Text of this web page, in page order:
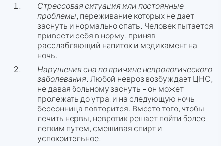
Стрессовая ситуация или постоянные
проблемы, переживание которых не дает
заснуть и нормально спать. Человек пытается
привести себя в норму, приняв
расслабляющий напиток и медикамент на
ночь.
Нарушения сна по причине неврологического
заболевания. Любой невроз возбуждает ЦНС,
не давая больному заснуть – он может
пролежать до утра, и на следующую ночь
бессонница повторится. Вместо того, чтобы
лечить нервы, невротик решает пойти более
легким путем, смешивая спирт и
успокоительное.